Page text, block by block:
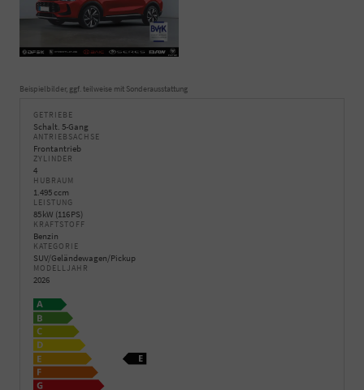
Beispielbilder, ggf. teilweise mit Sonderausstattung
GETRIEBE
Schalt. 5-Gang
ANTRIEBSACHSE
Frontantrieb
ZYLINDER
4
HUBRAUM
1.495 ccm
LEISTUNG
85 kW (116 PS)
KRAFTSTOFF
Benzin
KATEGORIE
SUV/Geländewagen/Pickup
MODELLJAHR
2026